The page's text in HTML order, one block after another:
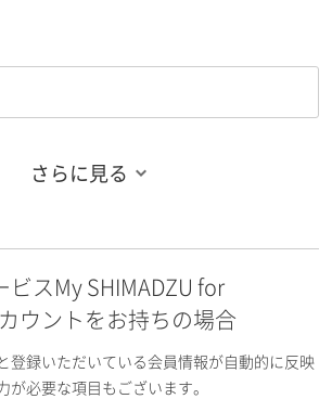
さらに見る
ビスMy SHIMADZU for
ウントをお持ちの場合
登録いただいている会員情報が自動的に反映
が必要な項目もございます。